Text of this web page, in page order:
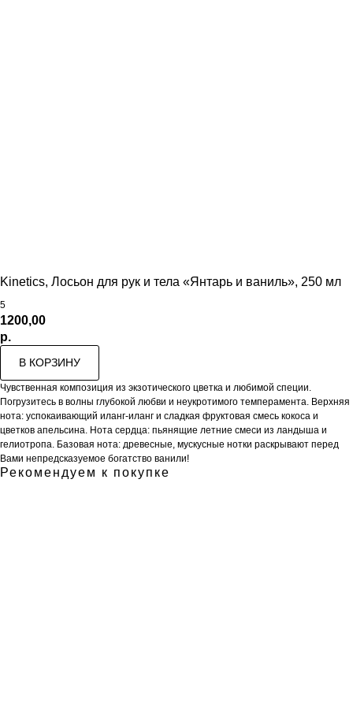
Kinetics, Лосьон для рук и тела «Янтарь и ваниль», 250 мл
5
1200,00
р.
В КОРЗИНУ
Чувственная композиция из экзотического цветка и любимой специи.
Погрузитесь в волны глубокой любви и неукротимого темперамента. Верхняя
нота: успокаивающий иланг-иланг и сладкая фруктовая смесь кокоса и
цветков апельсина. Нота сердца: пьянящие летние смеси из ландыша и
гелиотропа. Базовая нота: древесные, мускусные нотки раскрывают перед
Вами непредсказуемое богатство ванили!
Рекомендуем к покупке